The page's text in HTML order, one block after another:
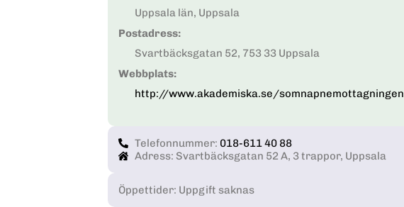
Uppsala län, Uppsala
Postadress:
Svartbäcksgatan 52, 753 33 Uppsala
Webbplats:
http://www.akademiska.se/somnapnemottagningen
Telefonnummer: 018-611 40 88
Adress: Svartbäcksgatan 52 A, 3 trappor, Uppsala
Öppettider: Uppgift saknas